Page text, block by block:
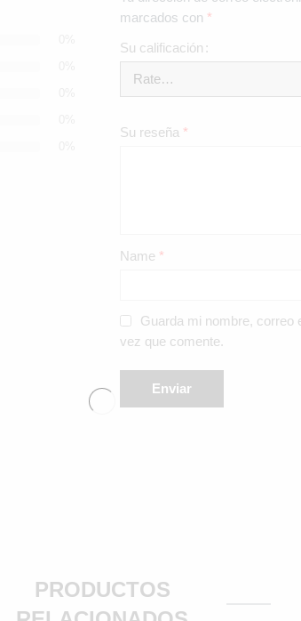
marcados con *
Su calificación
Su reseña *
Name *
Guarda mi nombre, correo
vez que comente.
PRODUCTOS